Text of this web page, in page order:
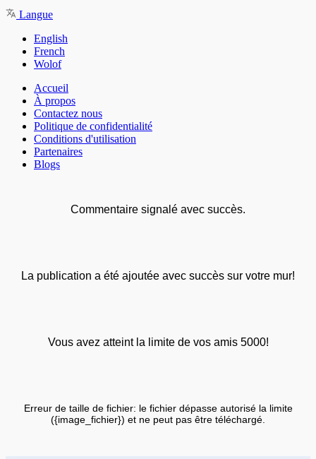
Langue
English
French
Wolof
Accueil
À propos
Contactez nous
Politique de confidentialité
Conditions d'utilisation
Partenaires
Blogs
Commentaire signalé avec succès.
La publication a été ajoutée avec succès sur votre mur!
Vous avez atteint la limite de vos amis 5000!
Erreur de taille de fichier: le fichier dépasse autorisé la limite
({image_fichier}) et ne peut pas être téléchargé.